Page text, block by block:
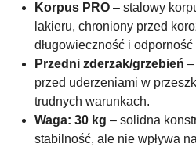
Korpus PRO – stalowy
lakieru, chroniony przed
długowieczność i
Przedni zderzak/grzebień
przed uderzeniami w
trudnych warunkach.
Waga: 30 kg – solidna
stabilność, ale nie wpływa